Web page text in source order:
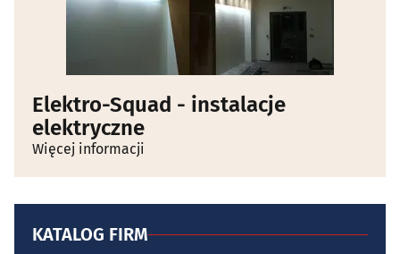
Elektro-Squad - instalacje
elektryczne
Więcej informacji
KATALOG FIRM